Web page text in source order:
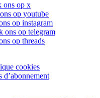
ons op x
op youtube
op instagram
ons op telegram
op threads
cookies
d’abonnement